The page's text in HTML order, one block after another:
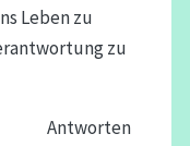
Leben zu
zu
Antworten